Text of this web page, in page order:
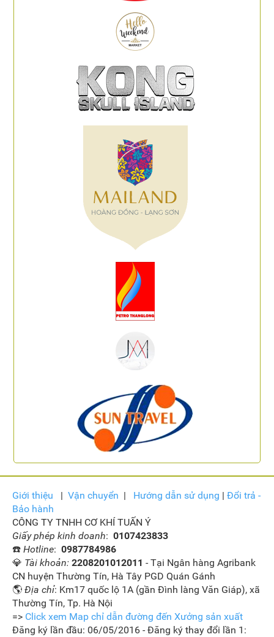
Giới thiệu | Vận chuyển | Hướng dẫn sử dụng | Đổi trả -
Bảo hành
CÔNG TY TNHH CƠ KHÍ TUẤN Ý
Giấy phép kinh doanh: 0107423833
☎️ Hotline: 0987784986
💎 Tài khoản: 2208201012011 - Tại Ngân hàng Agribank
CN huyện Thường Tín, Hà Tây PGD Quán Gánh
🌎 Địa chỉ: Km17 quốc lộ 1A (gần Đình làng Văn Giáp), xã
Thường Tín, Tp. Hà Nội
=> Click xem Map chỉ dẫn đường đến Xưởng sản xuất
Đăng ký lần đầu: 06/05/2016 - Đăng ký thay đổi lần 1: